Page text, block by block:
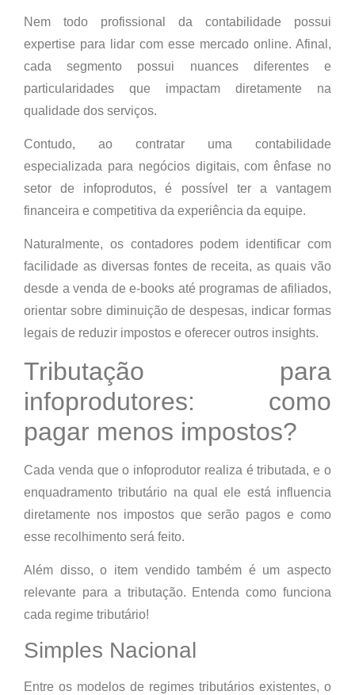
Nem todo profissional da contabilidade possui
expertise para lidar com esse mercado online. Afinal,
cada segmento possui nuances diferentes e
particularidades que impactam diretamente na
qualidade dos serviços.
Contudo, ao contratar uma contabilidade
especializada para negócios digitais, com ênfase no
setor de infoprodutos, é possível ter a vantagem
financeira e competitiva da experiência da equipe.
Naturalmente, os contadores podem identificar com
facilidade as diversas fontes de receita, as quais vão
desde a venda de e-books até programas de afiliados,
orientar sobre diminuição de despesas, indicar formas
legais de reduzir impostos e oferecer outros insights.
Tributação para
infoprodutores: como
pagar menos impostos?
Cada venda que o infoprodutor realiza é tributada, e o
enquadramento tributário na qual ele está influencia
diretamente nos impostos que serão pagos e como
esse recolhimento será feito.
Além disso, o item vendido também é um aspecto
relevante para a tributação. Entenda como funciona
cada regime tributário!
Simples Nacional
Entre os modelos de regimes tributários existentes, o